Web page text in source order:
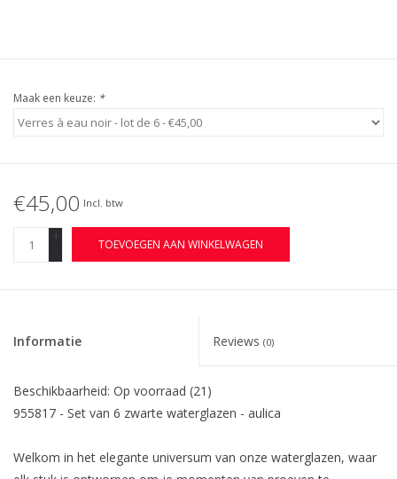
Maak een keuze: *
€45,00 Incl. btw
+
-
TOEVOEGEN AAN WINKELWAGEN
Informatie Reviews (0)
Beschikbaarheid: Op voorraad (21)
955817 - Set van 6 zwarte waterglazen - aulica
Welkom in het elegante universum van onze waterglazen, waar